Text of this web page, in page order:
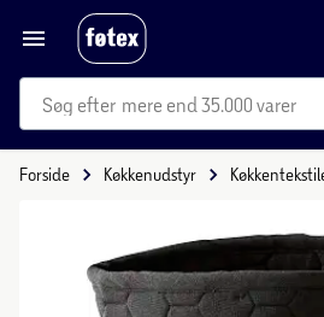
mere end 35.000 varer
Forside Køkkenudstyr